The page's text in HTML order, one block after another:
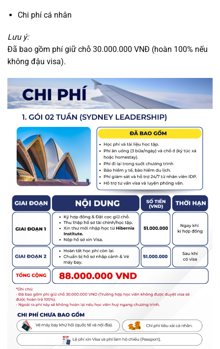
Chi phí cá nhân
Lưu ý:
Đã bao gồm phí giữ chỗ 30.000.000 VNĐ (hoàn 100% nếu
không đậu visa).